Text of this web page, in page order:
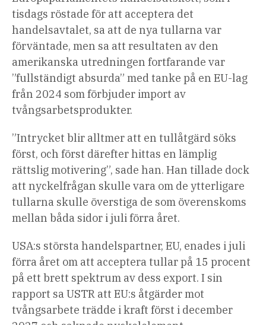
tisdags röstade för att acceptera det
handelsavtalet, sa att de nya tullarna var
förväntade, men sa att resultaten av den
amerikanska utredningen fortfarande var
”fullständigt absurda” med tanke på en EU-lag
från 2024 som förbjuder import av
tvångsarbetsprodukter.
”Intrycket blir alltmer att en tullåtgärd söks
först, och först därefter hittas en lämplig
rättslig motivering”, sade han. Han tillade dock
att nyckelfrågan skulle vara om de ytterligare
tullarna skulle överstiga de som överenskoms
mellan båda sidor i juli förra året.
USA:s största handelspartner, EU, enades i juli
förra året om att acceptera tullar på 15 procent
på ett brett spektrum av dess export. I sin
rapport sa USTR att EU:s åtgärder mot
tvångsarbete trädde i kraft först i december